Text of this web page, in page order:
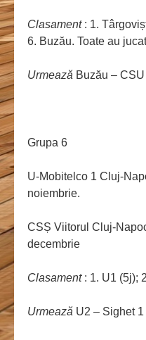
Clasament: 1.
6. Buzău. Toate au
Urmează Buzău –
Grupa 6
U-Mobitelco 1 Cluj-
noiembrie.
CSȘ Viitorul Cluj-
decembrie
Clasament: 1. U1 (5j);
Urmează U2 – Sighet